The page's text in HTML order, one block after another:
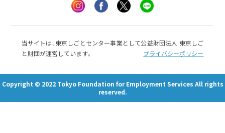
当サイトは、東京しごとセンター事業として公益財団法人 東京しご
と財団が運営しています。
プライバシーポリシー
Copyright © 2022 Tokyo Foundation for Employment Services All rights
reserved.